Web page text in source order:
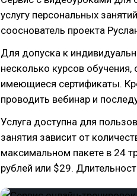
услугу персональных
сооснователь проекта
Для допуска к
несколько курсов
имеющиеся сертификаты.
проводить вебинар и
Услуга доступна для
занятия зависит от
максимальном пакете в 24
рублей или $29.